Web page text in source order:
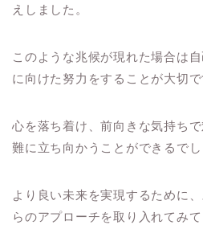
えしました。
このような兆候が現れた場合は
に向けた努力をすることが大切で
心を落ち着け、前向きな気持ち
難に立ち向かうことができるでし
より良い未来を実現するために
らのアプローチを取り入れてみて